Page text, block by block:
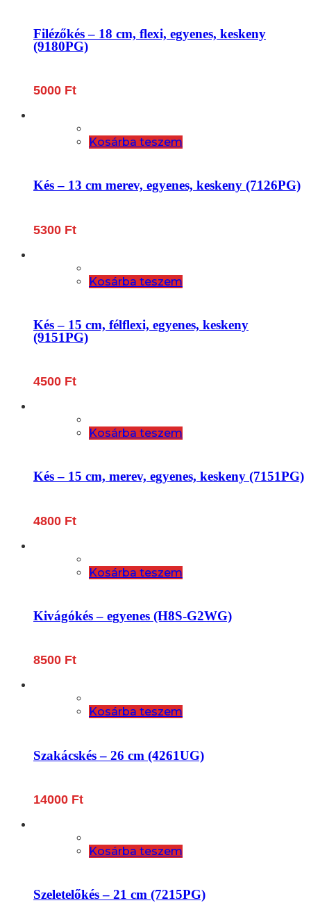
Filézőkés – 18 cm, flexi, egyenes, keskeny
(9180PG)
5000 Ft
Kosárba teszem
Kés – 13 cm merev, egyenes, keskeny (7126PG)
5300 Ft
Kosárba teszem
Kés – 15 cm, félflexi, egyenes, keskeny
(9151PG)
4500 Ft
Kosárba teszem
Kés – 15 cm, merev, egyenes, keskeny (7151PG)
4800 Ft
Kosárba teszem
Kivágókés – egyenes (H8S-G2WG)
8500 Ft
Kosárba teszem
Szakácskés – 26 cm (4261UG)
14000 Ft
Kosárba teszem
Szeletelőkés – 21 cm (7215PG)